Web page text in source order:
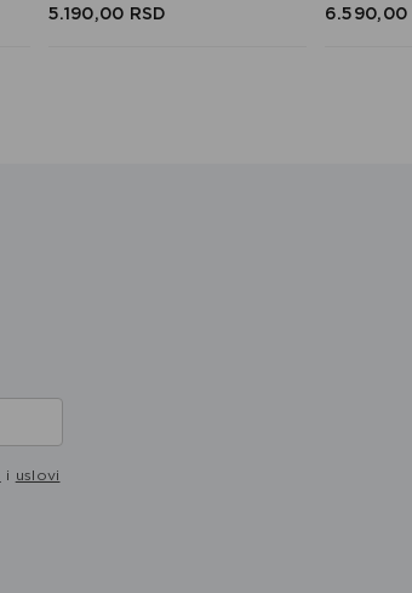
5.190,00 RSD 6.590,00
i uslovi